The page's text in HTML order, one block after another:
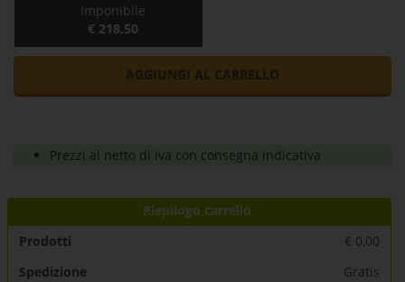
Imponibile
€ 218,50
AGGIUNGI AL CARRELLO
Prezzi al netto di iva con consegna indicativa
Riepilogo carrello
Prodotti
€ 0,00
Spedizione
Gratis